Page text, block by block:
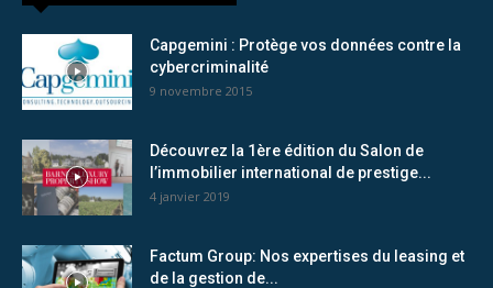
Capgemini : Protège vos données contre la
cybercriminalité
9 novembre 2015
Découvrez la 1ère édition du Salon de
l’immobilier international de prestige...
4 janvier 2019
Factum Group: Nos expertises du leasing et
de la gestion de...